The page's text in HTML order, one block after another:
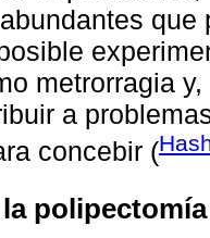
metrorragia
a
concebir (
la